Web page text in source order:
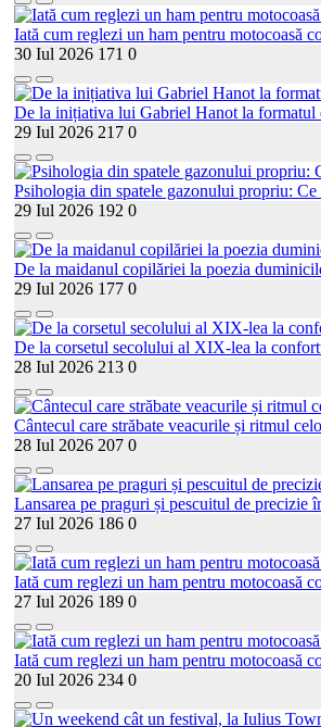
Iată cum reglezi un ham pentru motocoasă
30 Iul 2026 171 0
De la inițiativa lui Gabriel Hanot la formatul
29 Iul 2026 217 0
Psihologia din spatele gazonului propriu:
29 Iul 2026 192 0
De la maidanul copilăriei la poezia
29 Iul 2026 177 0
De la corsetul secolului al XIX-lea la
28 Iul 2026 213 0
Cântecul care străbate veacurile și ritmul
28 Iul 2026 207 0
Lansarea pe praguri și pescuitul de
27 Iul 2026 186 0
Iată cum reglezi un ham pentru motocoasă
27 Iul 2026 189 0
Iată cum reglezi un ham pentru motocoasă
20 Iul 2026 234 0